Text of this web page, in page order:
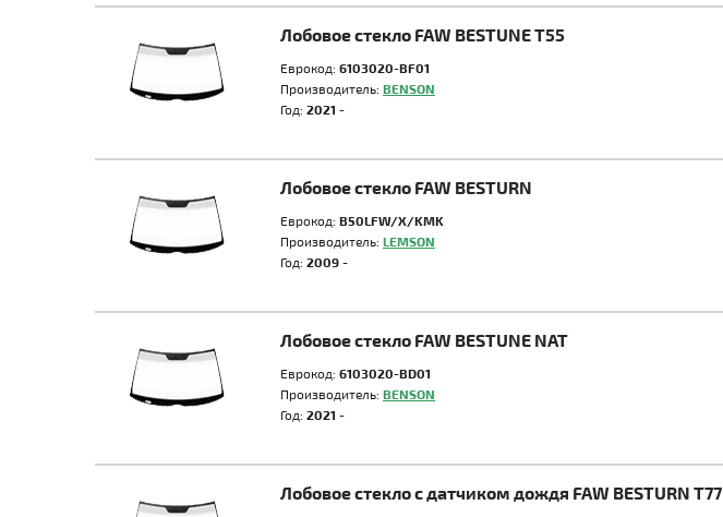
Лобовое стекло FAW BESTUNE T55
Еврокод: 6103020-BF01
Производитель: BENSON
Год: 2021 -
Лобовое стекло FAW BESTURN
Еврокод: B50LFW/X/KMK
Производитель: LEMSON
Год: 2009 -
Лобовое стекло FAW BESTUNE NAT
Еврокод: 6103020-BD01
Производитель: BENSON
Год: 2021 -
Лобовое стекло с датчиком дождя FAW BESTURN T77